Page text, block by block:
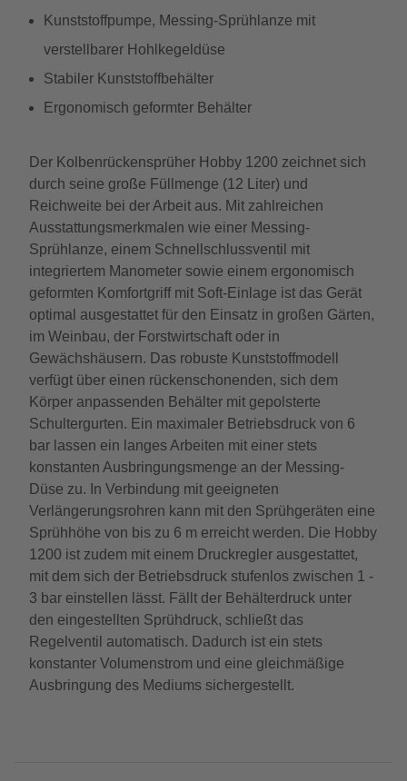
Kunststoffpumpe, Messing-Sprühlanze mit
verstellbarer Hohlkegeldüse
Stabiler Kunststoffbehälter
Ergonomisch geformter Behälter
Der Kolbenrückensprüher Hobby 1200 zeichnet sich
durch seine große Füllmenge (12 Liter) und
Reichweite bei der Arbeit aus. Mit zahlreichen
Ausstattungsmerkmalen wie einer Messing-
Sprühlanze, einem Schnellschlussventil mit
integriertem Manometer sowie einem ergonomisch
geformten Komfortgriff mit Soft-Einlage ist das Gerät
optimal ausgestattet für den Einsatz in großen Gärten,
im Weinbau, der Forstwirtschaft oder in
Gewächshäusern. Das robuste Kunststoffmodell
verfügt über einen rückenschonenden, sich dem
Körper anpassenden Behälter mit gepolsterte
Schultergurten. Ein maximaler Betriebsdruck von 6
bar lassen ein langes Arbeiten mit einer stets
konstanten Ausbringungsmenge an der Messing-
Düse zu. In Verbindung mit geeigneten
Verlängerungsrohren kann mit den Sprühgeräten eine
Sprühhöhe von bis zu 6 m erreicht werden. Die Hobby
1200 ist zudem mit einem Druckregler ausgestattet,
mit dem sich der Betriebsdruck stufenlos zwischen 1 -
3 bar einstellen lässt. Fällt der Behälterdruck unter
den eingestellten Sprühdruck, schließt das
Regelventil automatisch. Dadurch ist ein stets
konstanter Volumenstrom und eine gleichmäßige
Ausbringung des Mediums sichergestellt.